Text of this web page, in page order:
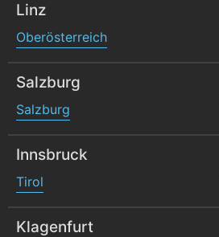
Linz
Oberösterreich
Salzburg
Salzburg
Innsbruck
Tirol
Klagenfurt